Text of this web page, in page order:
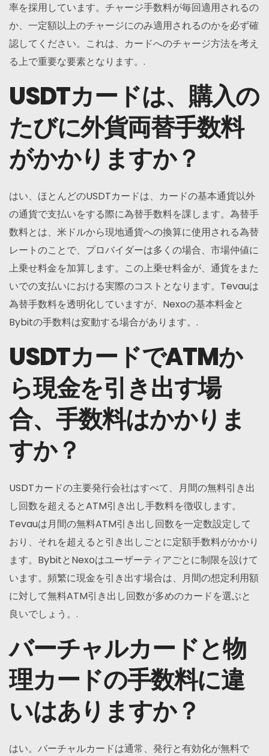
率を採用しています。チャージ手数料が毎回適用されるの
か、一定額以上のチャージにのみ適用されるのかを必ず確
認してください。これは、カードへのチャージ方法を考え
る上で重要な要素となります。.
USDTカードは、購入の
たびに外貨両替手数料
がかかりますか？
はい、ほとんどのUSDTカードは、カードの基本通貨以外
の通貨で支払いをする際に為替手数料を課します。為替手
数料とは、米ドルから現地通貨への換算に使用される為替
レートのことで、プロバイダーは多くの場合、市場仲値に
上乗せ料金を加算します。この上乗せ料金が、通貨をまた
いでの支払いにおける実際のコストとなります。Tevauは
為替手数料を透明化していますが、Nexoの基本料金と
Bybitの手数料は変動する場合があります。.
USDTカードでATMか
ら現金を引き出す場
合、手数料はかかりま
すか？
USDTカードの主要発行会社はすべて、月間の無料引き出
し回数を超えるとATM引き出し手数料を徴収します。
Tevauは月間の無料ATM引き出し回数を一定数設定して
おり、それを超えると引き出しごとに定額手数料がかかり
ます。BybitとNexoはユーザーティアごとに制限を設けて
います。頻繁に現金を引き出す場合は、月間の想定利用額
に対して無料ATM引き出し回数が多めのカードを選ぶと
良いでしょう。.
バーチャルカードと物
理カードの手数料に違
いはありますか？
はい。バーチャルカードは通常、発行と有効化が無料で